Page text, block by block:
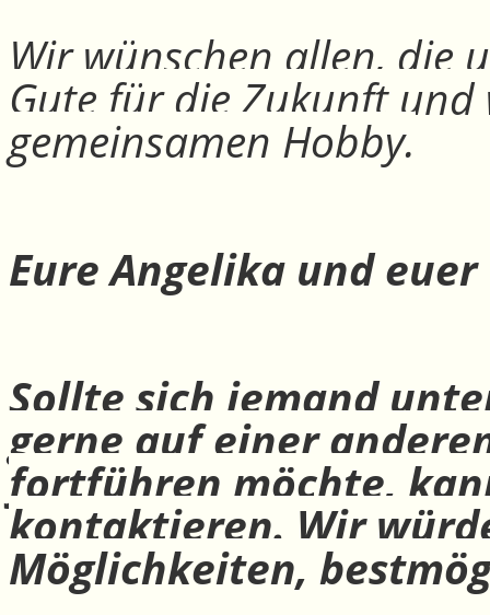
Wir wünschen allen, die
Gute für die Zukunft
gemeinsamen Hobby.
Eure Angelika und
Sollte sich jemand
gerne auf einer
fortführen möchte,
kontaktieren. Wir
Möglichkeiten,